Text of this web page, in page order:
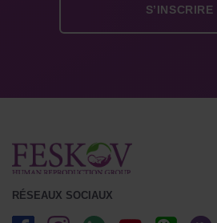
RÉSEAUX SOCIAUX